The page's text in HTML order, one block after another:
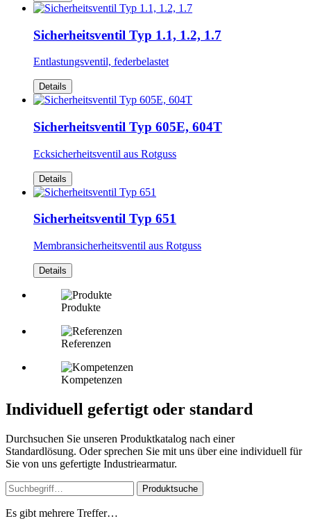
Sicherheitsventil Typ 1.1, 1.2, 1.7
Entlastungsventil, federbelastet
Details
Sicherheitsventil Typ 605E, 604T
Ecksicherheitsventil aus Rotguss
Details
Sicherheitsventil Typ 651
Membransicherheitsventil aus Rotguss
Details
Produkte
Referenzen
Kompetenzen
Individuell gefertigt oder standard
Durchsuchen Sie unseren Produktkatalog nach einer
Standardlösung. Oder sprechen Sie mit uns über eine individuell für
Sie von uns gefertigte Industriearmatur.
Produktsuche
Es gibt mehrere Treffer…